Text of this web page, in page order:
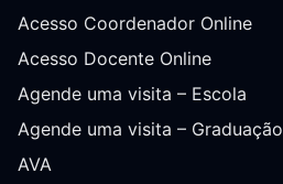
Acesso Coordenador Online
Acesso Docente Online
Agende uma visita – Escola
Agende uma visita – Graduação
AVA